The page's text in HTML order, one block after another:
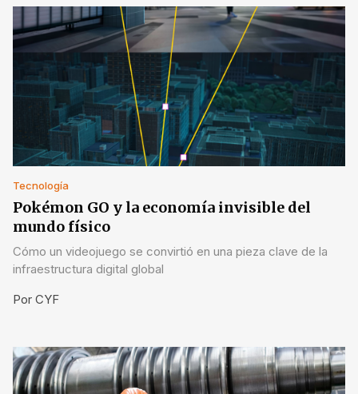
Tecnología
Pokémon GO y la economía invisible del
mundo físico
Cómo un videojuego se convirtió en una pieza clave de la
infraestructura digital global
Por CYF